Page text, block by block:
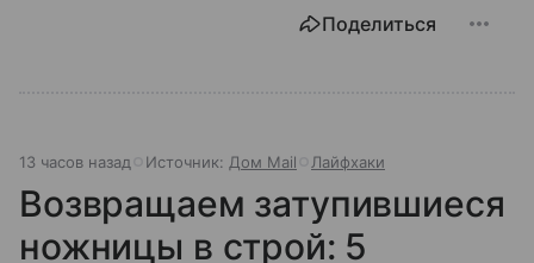
Поделиться
13 часов назад Источник: Дом Mail Лайфхаки
Возвращаем затупившиеся
ножницы в строй: 5